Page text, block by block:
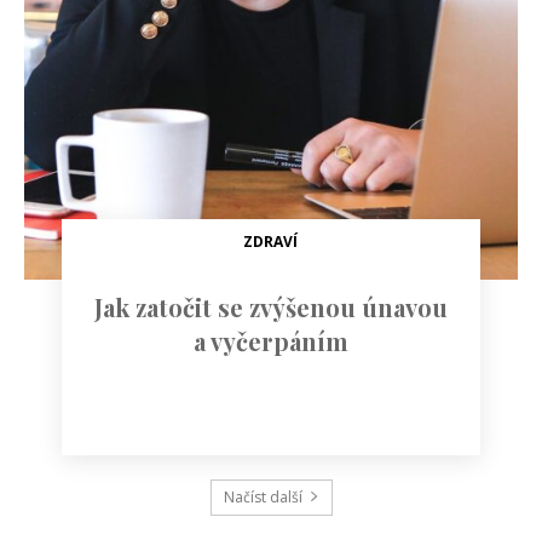
ZDRAVÍ
Jak zatočit se zvýšenou únavou
a vyčerpáním
Načíst další